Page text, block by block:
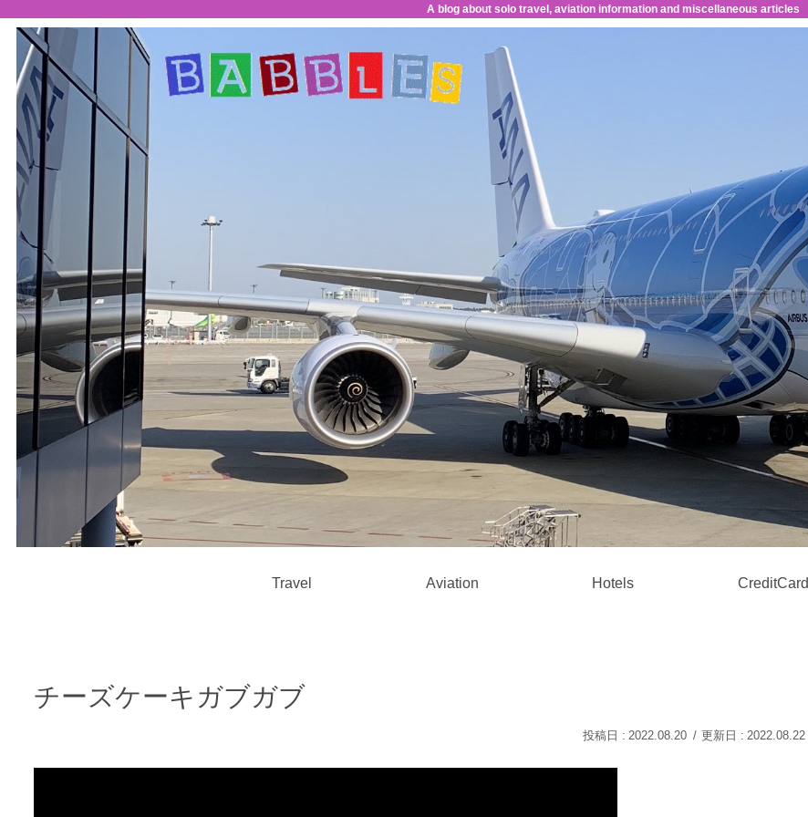
A blog about solo travel, aviation information and miscellaneous articles
Travel Aviation Hotels CreditCard
チーズケーキガブガブ
2022.08.20 2022.08.22